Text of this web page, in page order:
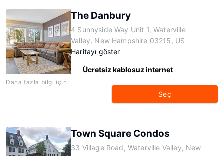
The Danbury
4 Sunnyside Way Unit 1, Waterville
Valley, New Hampshire 03215, US
Haritayı göster
Ücretsiz kablosuz internet
Daha fazla bilgi için:
Seç
Town Square Condos
33 Village Road, Waterville Valley, New